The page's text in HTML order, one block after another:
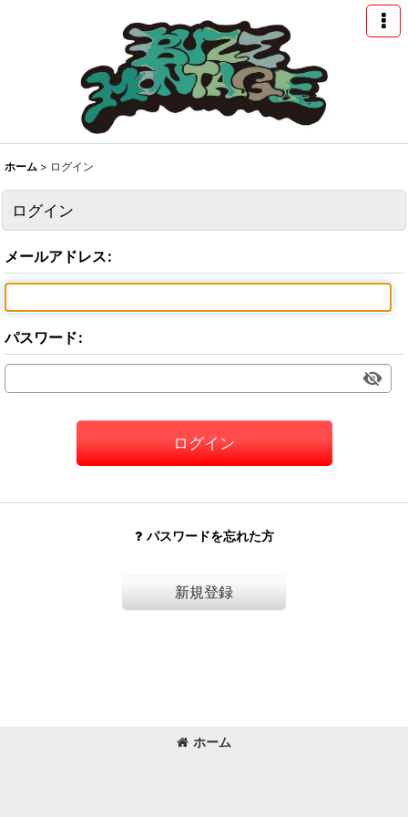
ホーム > ログイン
ログイン
メールアドレス:
パスワード:
ログイン
パスワードを忘れた方
新規登録
ホーム